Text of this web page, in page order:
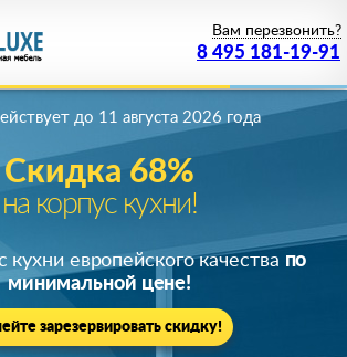
8 495 181-19-91
Вам перезвонить?
Скидка 68%
на корпус кухни!
до 11 августа 2026 года
кухни европейского качества по
минимальной цене!
зарезервировать скидку!